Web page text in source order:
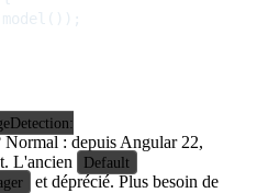
Normal : depuis Angular 22,
L'ancien
Default
et déprécié. Plus besoin de